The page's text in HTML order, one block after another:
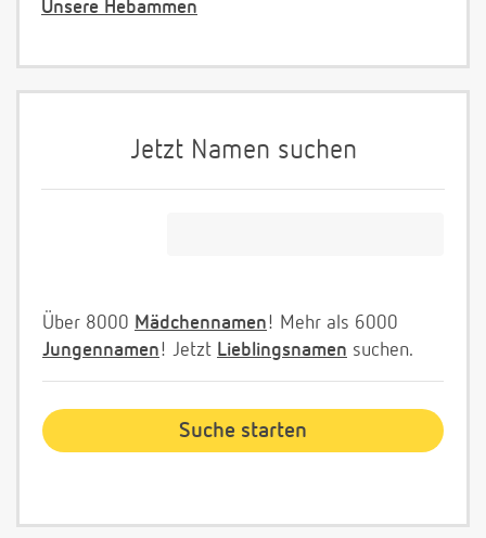
Unsere Hebammen
Jetzt Namen suchen
Über 8000 Mädchennamen! Mehr als 6000
Jungennamen! Jetzt Lieblingsnamen suchen.